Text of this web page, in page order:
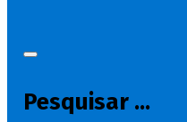
Pesquisar ...